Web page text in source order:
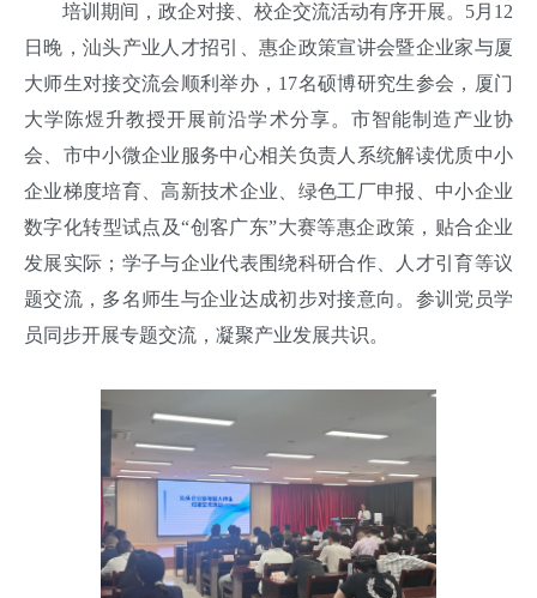
培训期间，政企对接、校企交流活动有序开展。5月12
日晚，汕头产业人才招引、惠企政策宣讲会暨企业家与厦
大师生对接交流会顺利举办，17名硕博研究生参会，厦门
大学陈煜升教授开展前沿学术分享。市智能制造产业协
会、市中小微企业服务中心相关负责人系统解读优质中小
企业梯度培育、高新技术企业、绿色工厂申报、中小企业
数字化转型试点及“创客广东”大赛等惠企政策，贴合企业
发展实际；学子与企业代表围绕科研合作、人才引育等议
题交流，多名师生与企业达成初步对接意向。参训党员学
员同步开展专题交流，凝聚产业发展共识。